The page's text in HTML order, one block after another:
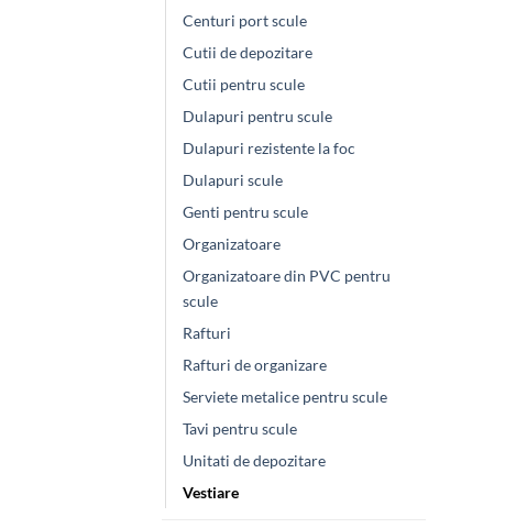
Centuri port scule
Cutii de depozitare
Cutii pentru scule
Dulapuri pentru scule
Dulapuri rezistente la foc
Dulapuri scule
Genti pentru scule
Organizatoare
Organizatoare din PVC pentru
scule
Rafturi
Rafturi de organizare
Serviete metalice pentru scule
Tavi pentru scule
Unitati de depozitare
Vestiare